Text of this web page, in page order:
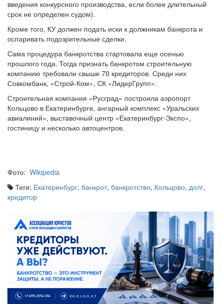
срок не определен судом).
Кроме того, КУ должен подать иски к должникам банкрота и
оспаривать подозрительные сделки.
Сама процедура банкротства стартовала еще осенью
прошлого года. Тогда признать банкротом строительную
компанию требовали свыше 70 кредиторов. Среди них
Совкомбанк, «Строй-Ком», СК «ЛидерГрупп».
Строительная компания «Русград» построила аэропорт
Кольцово в Екатеринбурге, ангарный комплекс «Уральских
авиалиний», выставочный центр «Екатеринбург-Экспо»,
гостиницу и несколько автоцентров.
Теги:Екатеринбург
кредитор